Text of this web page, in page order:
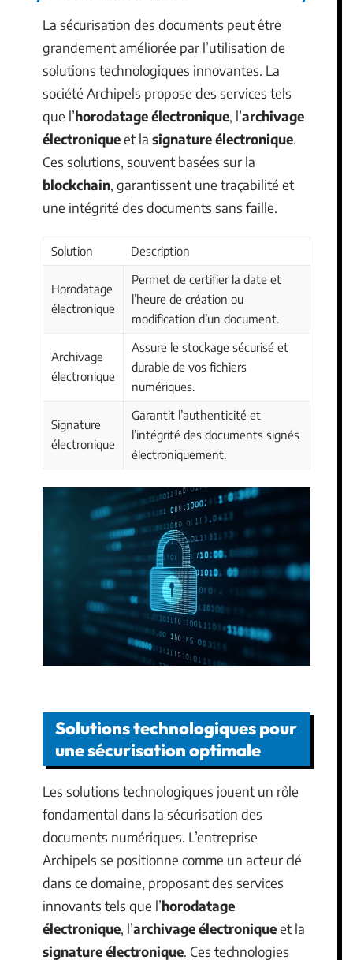
La sécurisation des documents peut être
grandement améliorée par l’utilisation de
solutions technologiques innovantes. La
société Archipels propose des services tels
que l’horodatage électronique, l’archivage
électroniqueet la signature électronique.
Ces solutions, souvent basées sur la
blockchain, garantissent une traçabilité et
une intégrité des documents sans faille.
Solution Description
Horodatage
électronique
Permet de certifier la date et
l’heure de création ou
modification d’un document.
Archivage
électronique
Assure le stockage sécurisé et
durable de vos fichiers
numériques.
Signature
électronique
Garantit l’authenticité et
l’intégrité des documents signés
électroniquement.
Solutions technologiques pour
une sécurisation optimale
Les solutions technologiques jouent un rôle
fondamental dans la sécurisation des
documents numériques. L’entreprise
Archipels se positionne comme un acteur clé
dans ce domaine, proposant des services
innovants tels que l’horodatage
électronique, l’archivage électroniqueet la
signature électronique. Ces technologies